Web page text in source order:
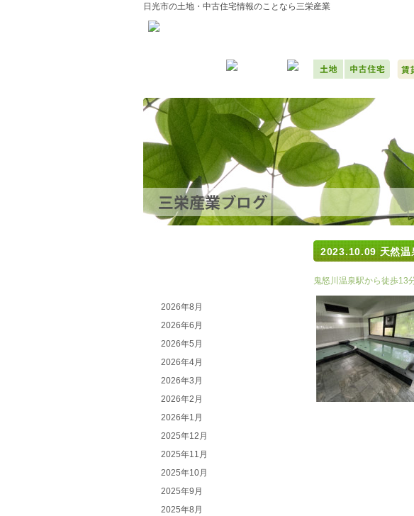
日光市の土地・中古住宅情報のことなら三栄産業
2023.10.09 天然温
鬼怒川温泉駅から徒歩13
2026年8月
2026年6月
2026年5月
2026年4月
2026年3月
2026年2月
2026年1月
2025年12月
2025年11月
2025年10月
2025年9月
2025年8月